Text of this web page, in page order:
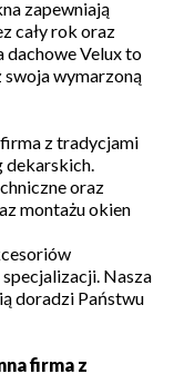
zapewniają
cały rok oraz
dachowe Velux to
swoja wymarzoną
z tradycjami
dekarskich.
oraz
montażu okien
Nasza
doradzi Państwu
firma z